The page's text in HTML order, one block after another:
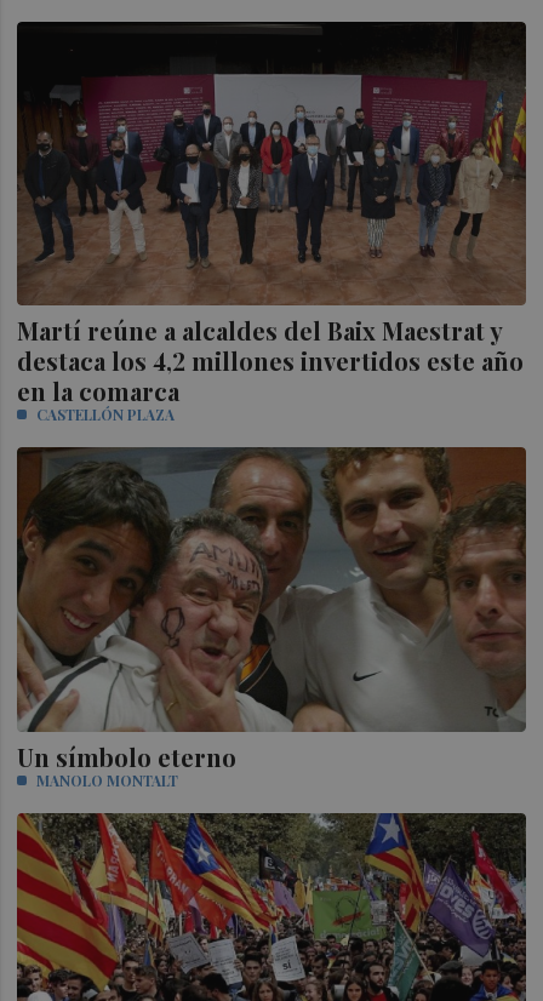
Martí reúne a alcaldes del Baix Maestrat y
destaca los 4,2 millones invertidos este año
en la comarca
CASTELLÓN PLAZA
Un símbolo eterno
MANOLO MONTALT